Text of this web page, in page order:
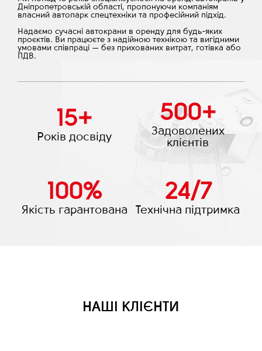
Дніпропетровській області, пропонуючи компаніям
власний автопарк спецтехніки та професійний підхід.
Надаємо сучасні автокрани в оренду для будь-яких
проєктів. Ви працюєте з надійною технікою та вигідними
умовами співпраці — без прихованих витрат, готівка або
ПДВ.
15+
Років досвіду
500+
Задоволених
клієнтів
100%
Якість гарантована
24/7
Технічна підтримка
НАШІ КЛІЄНТИ